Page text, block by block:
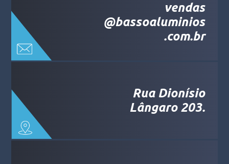
vendas
@bassoaluminios
.com.br
Rua Dionísio
Lângaro 203.